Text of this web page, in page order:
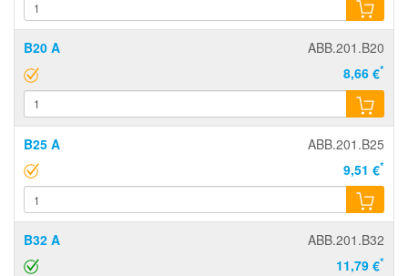
B20 A
ABB.201.B20
8,66 €*
B25 A
ABB.201.B25
9,51 €*
B32 A
ABB.201.B32
11,79 €*